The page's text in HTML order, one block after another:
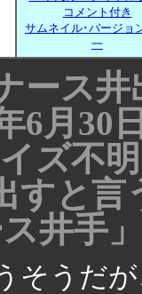
コメント付き
サムネイル･バージョ
一
ース
6月30
ズ不
すと
井手
そうだ